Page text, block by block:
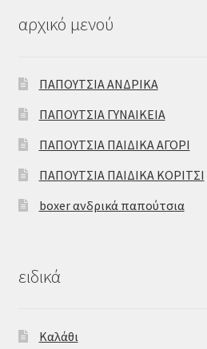
αρχικό μενού
ΠΑΠΟΥΤΣΙΑ ΑΝΔΡΙΚΑ
ΠΑΠΟΥΤΣΙΑ ΓΥΝΑΙΚΕΙΑ
ΠΑΠΟΥΤΣΙΑ ΠΑΙΔΙΚΑ ΑΓΟΡΙ
ΠΑΠΟΥΤΣΙΑ ΠΑΙΔΙΚΑ ΚΟΡΙΤΣΙ
boxer ανδρικά παπούτσια
ειδικά
Καλάθι